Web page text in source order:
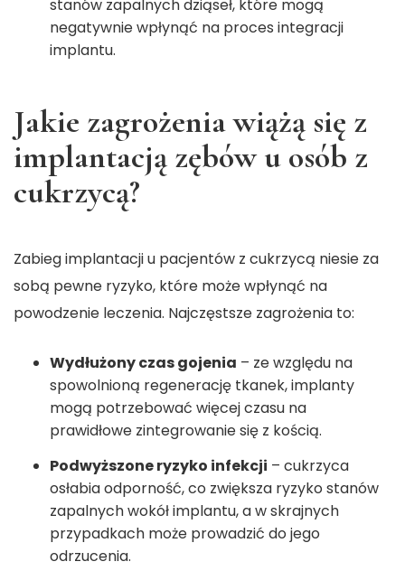
stanów zapalnych dziąseł, które mogą
negatywnie wpłynąć na proces integracji
implantu.
Jakie zagrożenia wiążą się z
implantacją zębów u osób z
cukrzycą?
Zabieg implantacji u pacjentów z cukrzycą niesie za
sobą pewne ryzyko, które może wpłynąć na
powodzenie leczenia. Najczęstsze zagrożenia to:
Wydłużony czas gojenia – ze względu na
spowolnioną regenerację tkanek, implanty
mogą potrzebować więcej czasu na
prawidłowe zintegrowanie się z kością.
Podwyższone ryzyko infekcji – cukrzyca
osłabia odporność, co zwiększa ryzyko stanów
zapalnych wokół implantu, a w skrajnych
przypadkach może prowadzić do jego
odrzucenia.